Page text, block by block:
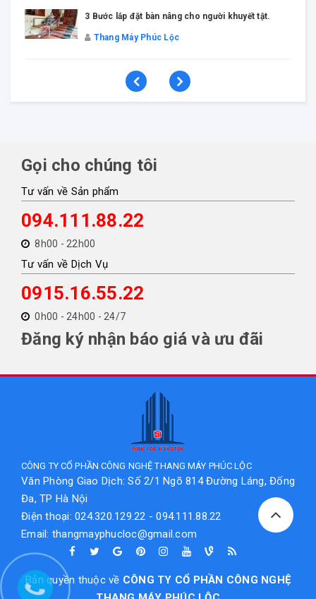
3 Bước lắp đặt bàn nâng cho người khuyết tật.
Thang Máy Phúc Lộc
Gọi cho chúng tôi
Tư vấn về Sản phẩm
094.111.88.22
8h00 - 22h00
Tư vấn về Dịch Vụ
0915.16.55.22
0h00 - 24h00 - 24/7
Đăng ký nhận báo giá và ưu đãi
CÔNG TY CỔ PHẦN CÔNG NGHỆ THANG MÁY PHÚC LỘC
Văn Phòng Giao Dịch: Số 2/1 Ngõ 814 Đường Láng, Đống
Đa, TP Hà Nội
Điện thoại: 024.320.129.22 - 094.111.88.22
Email: thangmayphucloc@gmail.com
Bản quyền thuộc về CÔNG TY CỔ PHẦN CÔNG NGHỆ